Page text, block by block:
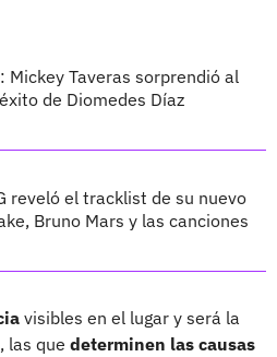
Mickey Taveras sorprendió al
de Diomedes Díaz
reveló el tracklist de su nuevo
Bruno Mars y las canciones
visibles en el lugar y será la
las que determinen las causas